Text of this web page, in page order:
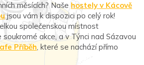
měsících? Našehostely v Kácově
jsou vám k dispozici po celý rok!
společenskou místnost
soukromé akce, a v Týnci nad Sázavou
Příběh, které se nachází přímo